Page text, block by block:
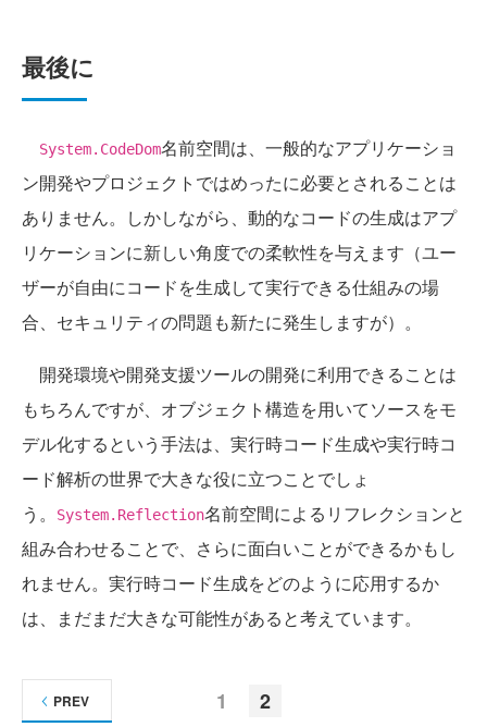
最後に
System.CodeDom名前空間は、一般的なアプリケーショ
ン開発やプロジェクトではめったに必要とされることは
ありません。しかしながら、動的なコードの生成はアプ
リケーションに新しい角度での柔軟性を与えます（ユー
ザーが自由にコードを生成して実行できる仕組みの場
合、セキュリティの問題も新たに発生しますが）。
開発環境や開発支援ツールの開発に利用できることは
もちろんですが、オブジェクト構造を用いてソースをモ
デル化するという手法は、実行時コード生成や実行時コ
ード解析の世界で大きな役に立つことでしょ
う。
System.Reflection名前空間によるリフレクションと
組み合わせることで、さらに面白いことができるかもし
れません。実行時コード生成をどのように応用するか
は、まだまだ大きな可能性があると考えています。
1 2
PREV